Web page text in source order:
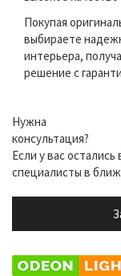
Покупая
выбираете
интерьера,
решение с
Нужна
консультация?
Если у вас
специалисты в